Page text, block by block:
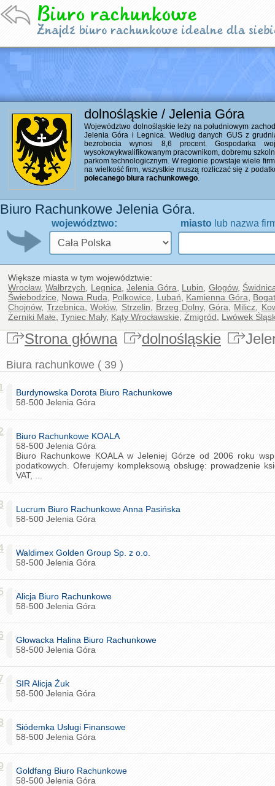
dolnośląskie / Jelenia Góra
Województwo dolnośląskie leży na południowym
Jelenia Góra i Legnica. Według danych GUS z
bezrobocia wynosi 8,6 procent. Gospodarka
wysokowykwalifikowanym pracownikom, dobremu
parkom technologicznym. W regionie powstaje wiele
na wielkość firm, wszystkie muszą rozliczać się z
polecanego biura rachunkowego.
Biuro Rachunkowe Jelenia Góra.
województwo: miasto lub nazwa
Większe miasta w tym województwie:
Wrocław,Wałbrzych Legnica ,Jelenia Góra Lubin Głogów,
Świebodzice
Nowa Ruda Polkowice Lubań Kamienna Góra
Chojnów,Trzebnica ,Wołów, Strzelin Brzeg Dolny,Góra Milicz
Żerniki Małe Tyniec Mały, Kąty Wrocławskie Żmigród Lwówek
Strona główna dolnośląskie
Biura rachunkowe ( 39 )
Burdynowska Dorota Biuro Rachunkowe
58-500 Jelenia Góra
Biuro Rachunkowe KOALA
58-500 Jelenia Góra
Biuro Rachunkowe KOALA w Jeleniej Górze od 2006 roku
podatkowych. Oferujemy kompleksową obsługę: prowadzenie
VAT, ...
Lucrum Biuro Rachunkowe Anna Pasińska
58-500 Jelenia Góra
Waldimex Golden Group Sp. z o.o.
58-500 Jelenia Góra
Alicja Biuro Rachunkowe
58-500 Jelenia Góra
Głowacka Halina Biuro Rachunkowe
58-500 Jelenia Góra
SIR Alicja Żuk
58-500 Jelenia Góra
Siódemka Usługi Finansowe
58-500 Jelenia Góra
Goldfang Biuro Rachunkowe
58-500 Jelenia Góra